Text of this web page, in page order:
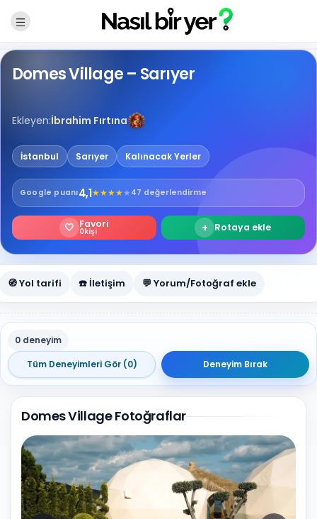
Domes Village – Sarıyer
Ekleyen:İbrahim Fırtına
İstanbul Sarıyer Kalınacak Yerler
Google puanı4,1★★★★★ 47 değerlendirme
🤍 Favori
0kişi + Rotaya ekle
🧭 Yol tarifi ☎️ İletişim 💬 Yorum/Fotoğraf ekle
0 deneyim
Tüm Deneyimleri Gör (0)
Deneyim Bırak
Domes Village Fotoğraflar
10Fotoğraf